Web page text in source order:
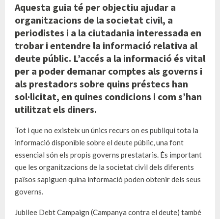
Aquesta guia té per objectiu ajudar a
organitzacions de la societat civil, a
periodistes i a la ciutadania interessada en
trobar i entendre la informació relativa al
deute públic. L’accés a la informació és vital
per a poder demanar comptes als governs i
als prestadors sobre quins préstecs han
sol·licitat, en quines condicions i com s’han
utilitzat els diners.
Tot i que no existeix un únics recurs on es publiqui tota la
informació disponible sobre el deute públic, una font
essencial són els propis governs prestataris. És important
que les organitzacions de la societat civil dels diferents
països sapiguen quina informació poden obtenir dels seus
governs.
Jubilee Debt Campaign (Campanya contra el deute) també